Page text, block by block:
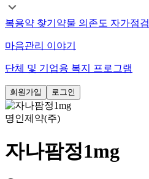
복용약 찾기 약물 의존도 자가점검
마음관리 이야기
단체 및 기업용 복지 프로그램
회원가입 로그인
명인제약(주)
자나팜정1mg